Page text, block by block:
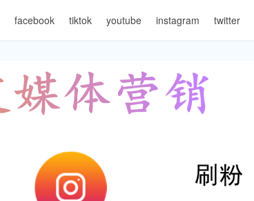
facebook tiktok youtube instagram twitter